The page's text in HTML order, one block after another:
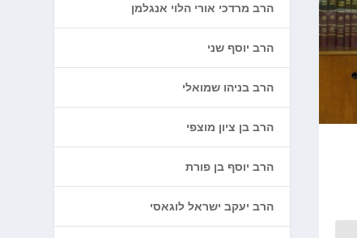
הרב מרדכי אורי הלוי אנגלמן
הרב יוסף שני
הרב בניהו שמואלי
הרב בן ציון מוצפי
הרב יוסף בן פורת
הרב יעקב ישראל לוגאסי